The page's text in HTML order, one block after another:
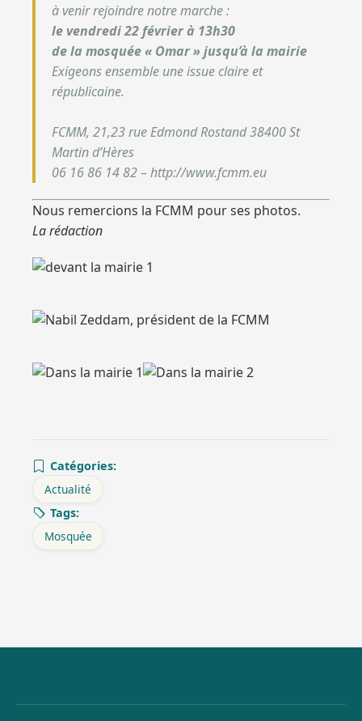
à venir rejoindre notre marche :
le vendredi 22 février à 13h30
de la mosquée « Omar » jusqu’à la mairie
Exigeons ensemble une issue claire et
républicaine.
FCMM, 21,23 rue Edmond Rostand 38400 St
Martin d’Hères
06 16 86 14 82 – http://www.fcmm.eu
Nous remercions la FCMM pour ses photos.
La rédaction
Catégories:
Actualité
Tags:
Mosquée